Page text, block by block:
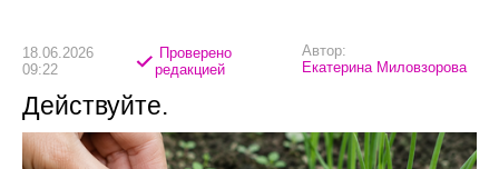
18.06.2026
09:22
Проверено
редакцией
Автор:
Екатерина Миловзорова
Действуйте.